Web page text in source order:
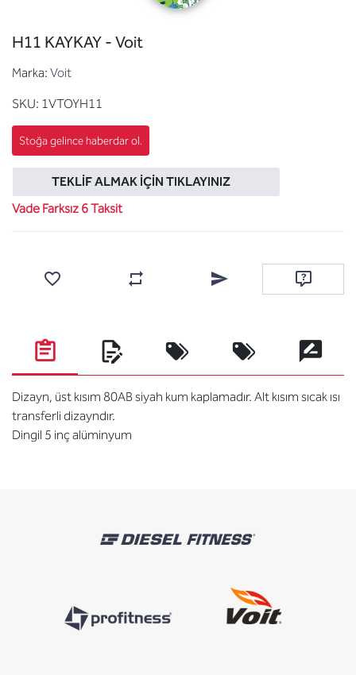
H11 KAYKAY - Voit
Marka: Voit
SKU: 1VTOYH11
TEKLIF ALMAK İÇIN TIKLAYINIZ
Vade Farksız 6 Taksit
Karşılaştırma listesine ekleArkadaşına e-posta ile
Soru sor
Dizayn, üst kısım 80AB siyah kum kaplamadır. Alt kısım sıcak ısı
transferli dizayndır.
Dingil 5 inç alüminyum